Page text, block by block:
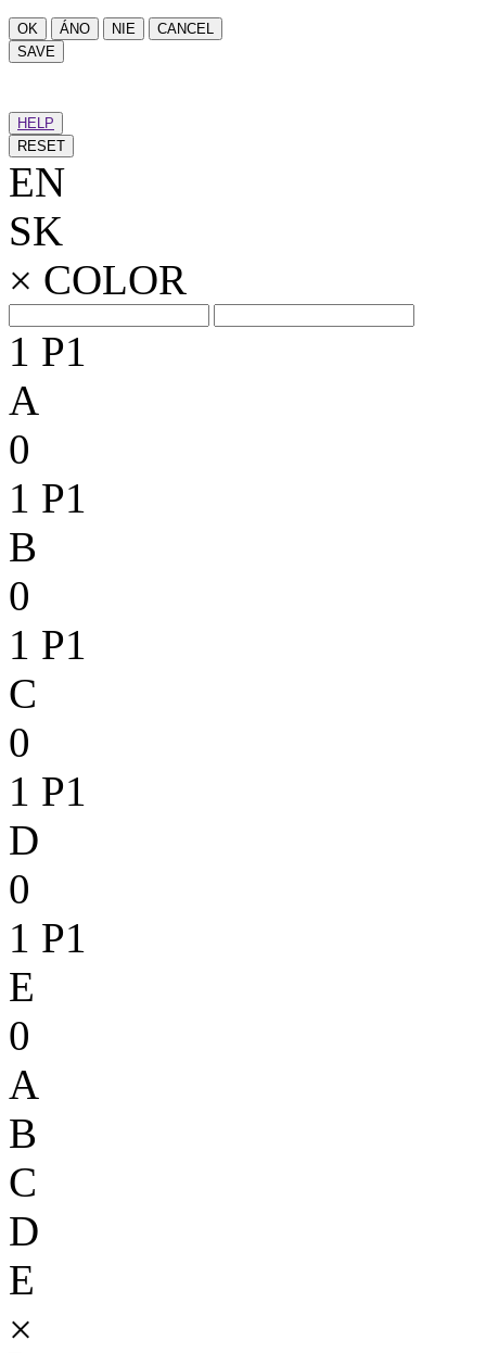
OK ÁNO NIE
CANCEL
SAVE
HELP
RESET
EN
SK
× COLOR
1 P1
A
0
1 P1
B
0
1 P1
C
0
1 P1
D
0
1 P1
E
0
A
B
C
D
E
×